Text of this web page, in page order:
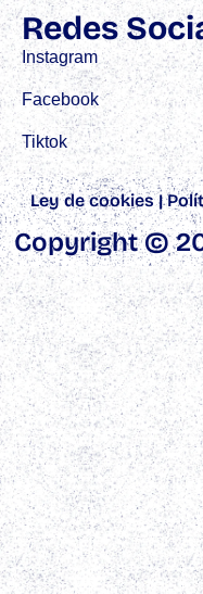
Redes
Instagram
Facebook
Tiktok
Ley de cookies |
Copyright ©